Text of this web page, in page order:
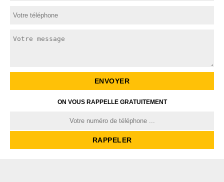
ON VOUS RAPPELLE GRATUITEMENT